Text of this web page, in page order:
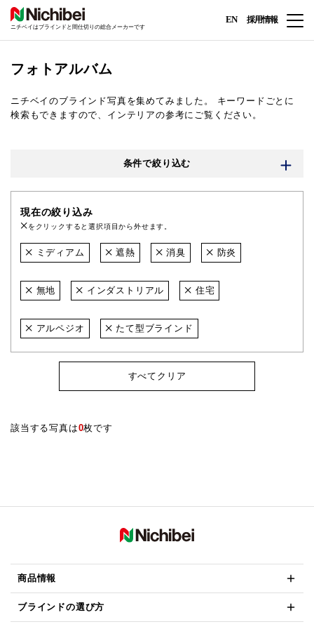
ニチベイはブラインドと間仕切りの総合メーカーです
EN 採用情報
フォトアルバム
ニチベイのブラインド写真を集めてみました。
キーワードごとに
検索もできますので、インテリアの参考にご覧ください。
条件で絞り込む
現在の絞り込み
をクリックすると選択項目から外せます。
ミディアム 遮熱 消臭 防炎
無地 インダストリアル 住宅
アルペジオ たて型ブラインド
すべてクリア
該当する写真は0枚です
商品情報
ブラインドの選び方